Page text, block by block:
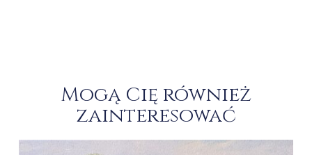
Mogą Cię również
zainteresować